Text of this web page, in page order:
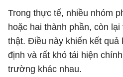
Trong thực tế, nhiều nhóm
hoặc hai thành phần, còn
thật. Điều này khiến kết quả
định và rất khó tái hiện
trường khác nhau.